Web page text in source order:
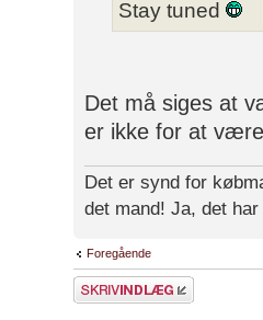
Stay tuned
Det må siges at
er ikke for at
Det er synd for
det mand! Ja, det
Foregående
Skriv et svar